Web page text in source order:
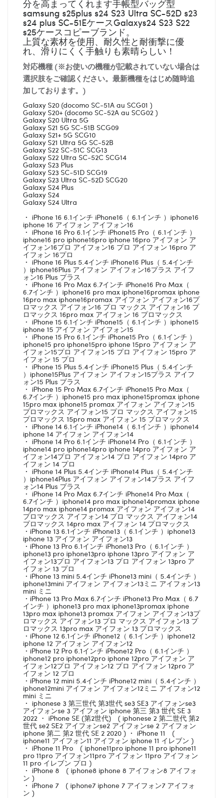
分を高まってくれます手帳型バッグ型
samsung s25plus s24 S23 Ultra SC-52D s23
s24 plus SC-51EケースGalaxys24 S23 S22
s25ケースコピーブランド。
上質な素材を使用、耐久性と耐衝撃に優
れ、滑りにくく手触りも素晴らしい！
対応機種 (※お使いの機種が記載されていない場合は
選択肢をご確認ください。最新機種をはじめ随時追
加しております。)
Galaxy S20 (docomo SC-51A au SCG01 )
Galaxy S20+ (docomo SC-52A au SCG02 )
Galaxy S20 Ultra 5G
Galaxy S21 5G SC-51B SCG09
Galaxy S21+ 5G SCG10
Galaxy S21 Ultra 5G SC-52B
Galaxy S22 SC-51C SCG13
Galaxy S22 Ultra SC-52C SCG14
Galaxy S23 Plus
Galaxy S23 SC-51D SCG19
Galaxy S23 Ultra SC-52D SCG20
Galaxy S24 Plus
Galaxy S24
Galaxy S24 Ultra
・ iPhone 16 6.1インチ iPhone16（ 6.1インチ ）iphone16
iphone 16 アイフォン アイフォン16
・ iPhone 16 Pro 6.1インチ iPhone15 Pro（ 6.1インチ ）
iphone16 pro iphone16pro iphone 16pro アイフォン ア
イフォン16プロ アイフォン16 プロ アイフォン 16pro ア
イフォン 16プロ
・ iPhone 16 Plus 5.4インチ iPhone16 Plus（ 5.4インチ
）iphone16Plus アイフォン アイフォン16プラス アイフ
ォン16 Plus プラス
・ iPhone 16 Pro Max 6.7インチ iPhone16 Pro Max（
6.7インチ ）iphone16 pro max iphone16promax iphone
16pro max iphone16promax アイフォン アイフォン16プ
ロマックス アイフォン16 プロ マックス アイフォン16 プ
ロマックス 16pro max アイフォン 16 プロマックス
・ iPhone 15 6.1インチ iPhone15（ 6.1インチ ）iphone15
iphone 15 アイフォン アイフォン15
・ iPhone 15 Pro 6.1インチ iPhone15 Pro（ 6.1インチ ）
iphone15 pro iphone15pro iphone 15pro アイフォン ア
イフォン15プロ アイフォン15 プロ アイフォン 15pro ア
イフォン 15 プロ
・ iPhone 15 Plus 5.4インチ iPhone15 Plus（ 5.4インチ
）iphone15Plus アイフォン アイフォン15プラス アイフ
ォン15 Plus プラス
・ iPhone 15 Pro Max 6.7インチ iPhone15 Pro Max（
6.7インチ ）iphone15 pro max iphone15promax iphone
15pro max iphone15 promax アイフォン アイフォン15
プロマックス アイフォン15 プロ マックス アイフォン15
プロマックス 15pro max アイフォン 15 プロマックス
・ iPhone 14 6.1インチ iPhone14（ 6.1インチ ）iphone14
iphone 14 アイフォン アイフォン14
・ iPhone 14 Pro 6.1インチ iPhone14 Pro（ 6.1インチ ）
iphone14 pro iphone14pro iphone 14pro アイフォン ア
イフォン14プロ アイフォン14 プロ アイフォン 14pro ア
イフォン 14 プロ
・ iPhone 14 Plus 5.4インチ iPhone14 Plus（ 5.4インチ
）iphone14Plus アイフォン アイフォン14プラス アイフ
ォン14 Plus プラス
・ iPhone 14 Pro Max 6.7インチ iPhone14 Pro Max（
6.7インチ ）iphone14 pro max iphone14promax iphone
14pro max iphone14 promax アイフォン アイフォン14
プロマックス アイフォン14 プロ マックス アイフォン14
プロマックス 14pro max アイフォン 14 プロマックス
・iPhone 13 6.1インチ iPhone13（ 6.1インチ ）iphone13
iphone 13 アイフォン アイフォン13
・iPhone 13 Pro 6.1インチ iPhone13 Pro（ 6.1インチ ）
iphone13 pro iphone13pro iphone 13pro アイフォン ア
イフォン13プロ アイフォン13 プロ アイフォン 13pro ア
イフォン 13 プロ
・iPhone 13 mini 5.4インチ iPhone13 mini（ 5.4インチ ）
iphone13mini アイフォン アイフォン13ミニ アイフォン13
mini ミニ
・iPhone 13 Pro Max 6.7インチ iPhone13 Pro Max（ 6.7
インチ ）iphone13 pro max iphone13promax iphone
13pro max iphone13 promax アイフォン アイフォン13プ
ロマックス アイフォン13 プロ マックス アイフォン13 プ
ロマックス 13pro max アイフォン 13 プロマックス
・iPhone 12 6.1インチ iPhone12（ 6.1インチ ）iphone12
iphone 12 アイフォン アイフォン12
・iPhone 12 Pro 6.1インチ iPhone12 Pro（ 6.1インチ ）
iphone12 pro iphone12pro iphone 12pro アイフォン ア
イフォン12プロ アイフォン12 プロ アイフォン 12pro ア
イフォン 12 プロ
・iPhone 12 mini 5.4インチ iPhone12 mini（ 5.4インチ ）
iphone12mini アイフォン アイフォン12ミニ アイフォン12
mini ミニ
・ iphonese 3 第三世代 第3世代 se3 SE3 アイフォンse3
アイフォンse 3 アイフォン iphone 第三 第3 世代 SE 3
2022 ・ iPhone SE (第2世代) ( iphonese 2 第二世代 第2
世代 se2 SE2 アイフォンse2 アイフォンse 2 アイフォン
iphone 第二 第2 世代 SE 2 2020 ) ・ iPhone 11 (
iphone11 アイフォン11 アイフォン iphone 11 イレブン )
・ iPhone 11 Pro ( iphone11pro iphone 11 pro iphone11
pro 11pro アイフォン11pro アイフォン 11pro アイフォン
11 pro イレブン プロ )
・ iPhone 8 ( iphone8 iphone 8 アイフォン8 アイフォ
ン )
・ iPhone 7 ( iphone7 iphone 7 アイフォン7 アイフォ
ン )